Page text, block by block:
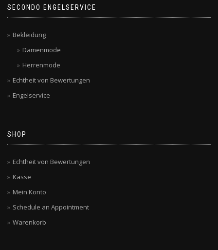
SECONDO ENGELSERVICE
Bekleidung
Damenmode
Herrenmode
Echtheit von Bewertungen
Engelservice
SHOP
Echtheit von Bewertungen
Kasse
Mein Konto
Schedule an Appointment
Warenkorb